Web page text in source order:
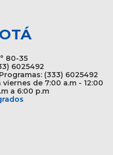
80-35
6025492
(333) 6025492
de 7:00 a.m - 12:00
a 6:00 p.m